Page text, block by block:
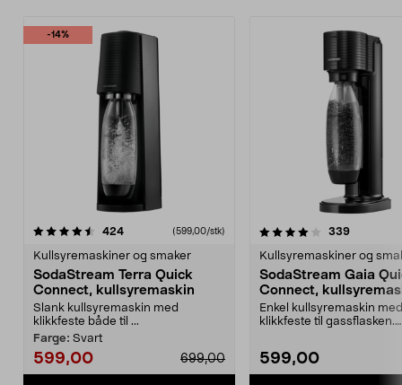
-14%
424anmeldelser(599,00/stk)
Kullsyremaskiner og smaker
SodaStream Terra Quick
Connect, kullsyremaskin
Slank kullsyremaskin med
klikkfeste både til ...
Farge: Svart
699,00
599,00
4.0av 5 stjerner 339
Kullsyremaskiner og
SodaStream Gaia
Connect,
Enkel kullsyremaskin med
klikkfeste til gassflasken.
599,00
4.5av 5 stjerner